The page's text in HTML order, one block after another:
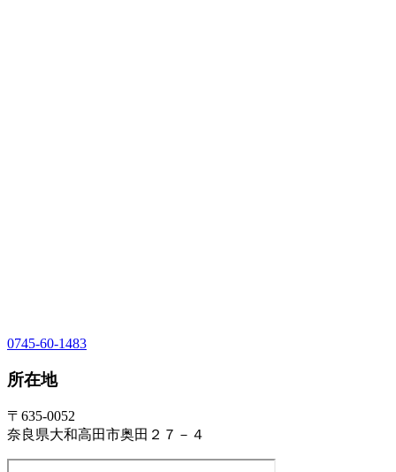
0745-60-1483
所在地
〒635-0052
奈良県大和高田市奥田２７－４